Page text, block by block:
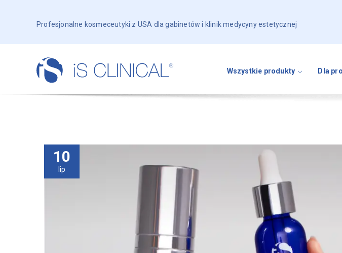
Profesjonalne kosmeceutyki z USA dla gabinetów i klinik medycyny estetycznej
Wszystkie produkty Dla
10
lip